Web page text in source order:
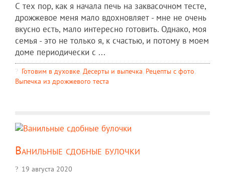
С тех пор, как я начала печь на заквасочном тесте,
дрожжевое меня мало вдохновляет - мне не очень
вкусно есть, мало интересно готовить. Однако, моя
семья - это не только я, к счастью, и потому в моем
доме периодически с ...
Готовим в духовке, Десерты и выпечка, Рецепты c фото,
Выпечка из дрожжевого теста
Ванильные сдобные булочки
19 августа 2020